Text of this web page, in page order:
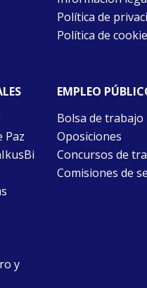
Política de
Política de
Paz
y
EMPLEO
Bolsa de trabajo
Oposiciones
Concursos de
Comisiones de